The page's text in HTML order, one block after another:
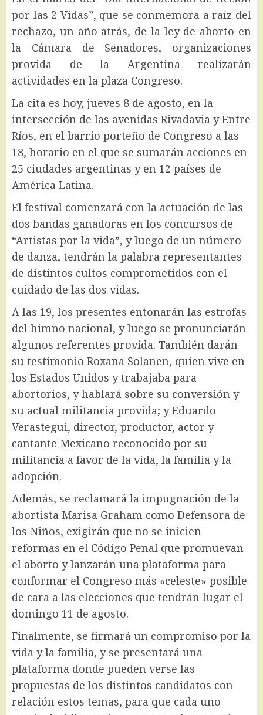
por las 2 Vidas”, que se conmemora a raíz del
rechazo, un año atrás, de la ley de aborto en
la Cámara de Senadores, organizaciones
provida de la Argentina realizarán
actividades en la plaza Congreso.
La cita es hoy, jueves 8 de agosto, en la
intersección de las avenidas Rivadavia y Entre
Ríos, en el barrio porteño de Congreso a las
18, horario en el que se sumarán acciones en
25 ciudades argentinas y en 12 países de
América Latina.
El festival comenzará con la actuación de las
dos bandas ganadoras en los concursos de
“Artistas por la vida”, y luego de un número
de danza, tendrán la palabra representantes
de distintos cultos comprometidos con el
cuidado de las dos vidas.
A las 19, los presentes entonarán las estrofas
del himno nacional, y luego se pronunciarán
algunos referentes provida. También darán
su testimonio Roxana Solanen, quien vive en
los Estados Unidos y trabajaba para
abortorios, y hablará sobre su conversión y
su actual militancia provida; y Eduardo
Verastegui, director, productor, actor y
cantante Mexicano reconocido por su
militancia a favor de la vida, la familia y la
adopción.
Además, se reclamará la impugnación de la
abortista Marisa Graham como Defensora de
los Niños, exigirán que no se inicien
reformas en el Código Penal que promuevan
el aborto y lanzarán una plataforma para
conformar el Congreso más «celeste» posible
de cara a las elecciones que tendrán lugar el
domingo 11 de agosto.
Finalmente, se firmará un compromiso por la
vida y la familia, y se presentará una
plataforma donde pueden verse las
propuestas de los distintos candidatos con
relación estos temas, para que cada uno